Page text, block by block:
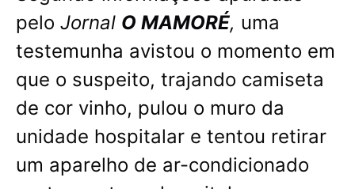
pelo Jornal O MAMORÉ, uma
testemunha avistou o momento em
que o suspeito, trajando camiseta
de cor vinho, pulou o muro da
unidade hospitalar e tentou retirar
um aparelho de ar-condicionado